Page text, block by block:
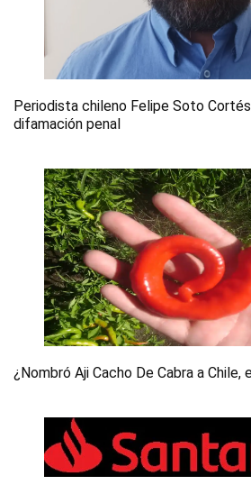
Periodista chileno Felipe Soto
difamación penal
¿Nombró Aji Cacho De Cabra a Chile,